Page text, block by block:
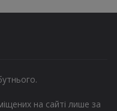
на сайті лише за